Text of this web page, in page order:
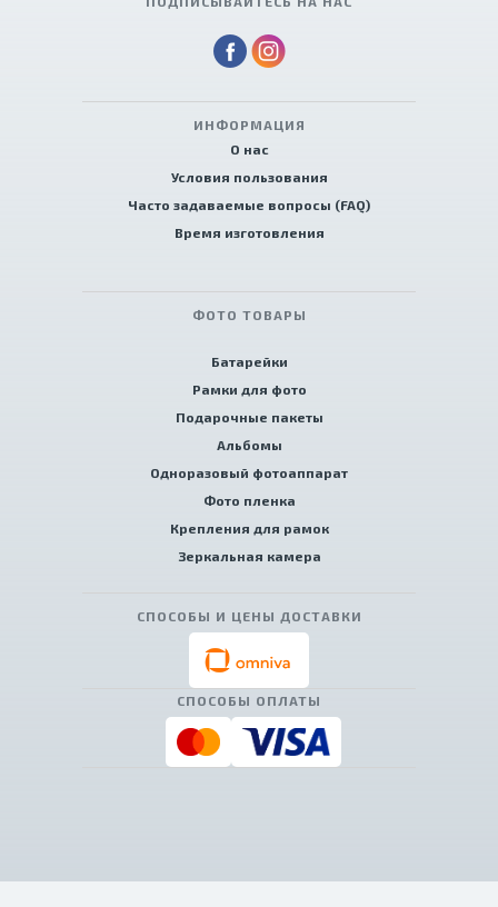
ИНФОРМАЦИЯ
О нас
Условия пользования
Часто задаваемые вопросы (FAQ)
Время изготовления
ФОТО ТОВАРЫ
Батарейки
Рамки для фото
Подарочные пакеты
Альбомы
Одноразовый фотоаппарат
Фото пленка
Крепления для рамок
Зеркальная камера
СПОСОБЫ И ЦЕНЫ ДОСТАВКИ
СПОСОБЫ ОПЛАТЫ